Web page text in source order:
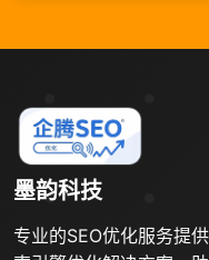
墨韵科技
专业的SEO优化服务提